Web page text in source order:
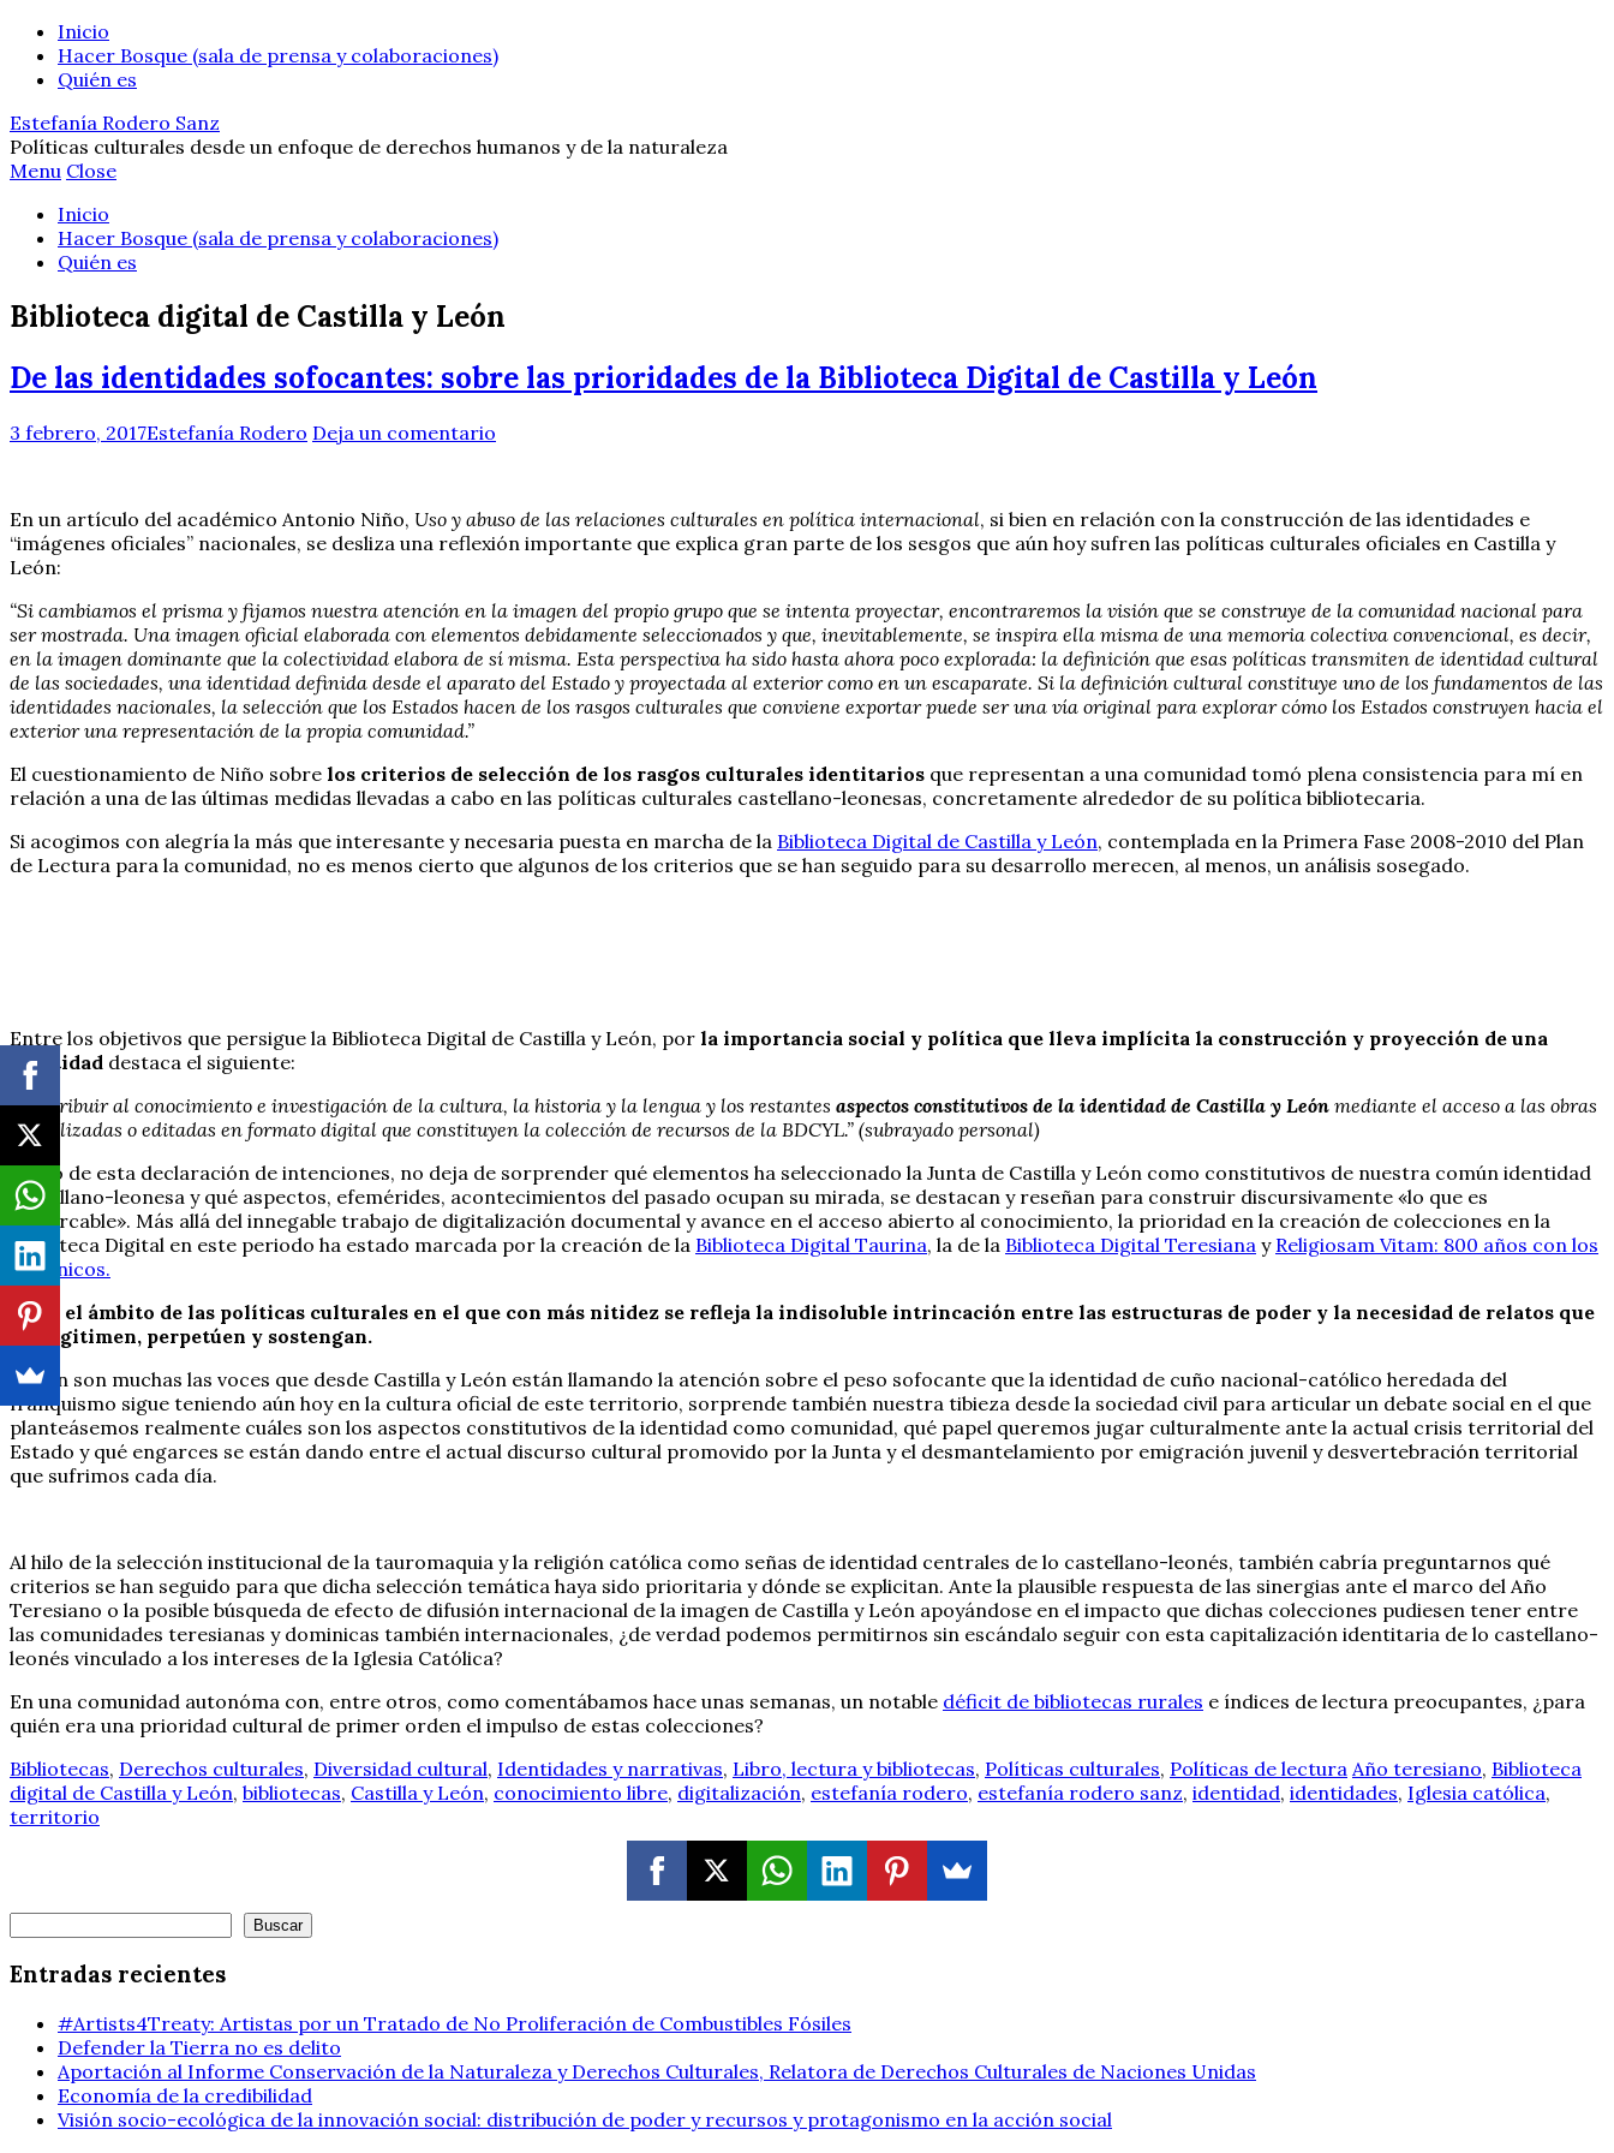
Inicio
Hacer Bosque (sala de prensa y colaboraciones)
Quién es
Estefanía Rodero Sanz
Políticas culturales desde un enfoque de derechos humanos y de la naturaleza
Menu Close
Inicio
Hacer Bosque (sala de prensa y colaboraciones)
Quién es
Biblioteca digital de Castilla y León
De las identidades sofocantes: sobre las prioridades de la Biblioteca Digital de Castilla y León
3 febrero, 2017Estefanía Rodero Deja un comentario
En un artículo del académico Antonio Niño, Uso y abuso de las relaciones culturales en política internacional, si bien en relación con la construcción de las identidades e
“imágenes oficiales” nacionales, se desliza una reflexión importante que explica gran parte de los sesgos que aún hoy sufren las políticas culturales oficiales en Castilla y
León:
“Si cambiamos el prisma y fijamos nuestra atención en la imagen del propio grupo que se intenta proyectar, encontraremos la visión que se construye de la comunidad nacional para
ser mostrada. Una imagen oficial elaborada con elementos debidamente seleccionados y que, inevitablemente, se inspira ella misma de una memoria colectiva convencional, es decir,
en la imagen dominante que la colectividad elabora de sí misma. Esta perspectiva ha sido hasta ahora poco explorada: la definición que esas políticas transmiten de identidad cultural
de las sociedades, una identidad definida desde el aparato del Estado y proyectada al exterior como en un escaparate. Si la definición cultural constituye uno de los fundamentos de las
identidades nacionales, la selección que los Estados hacen de los rasgos culturales que conviene exportar puede ser una vía original para explorar cómo los Estados construyen hacia el
exterior una representación de la propia comunidad.”
El cuestionamiento de Niño sobre los criterios de selección de los rasgos culturales identitarios que representan a una comunidad tomó plena consistencia para mí en
relación a una de las últimas medidas llevadas a cabo en las políticas culturales castellano-leonesas, concretamente alrededor de su política bibliotecaria.
Si acogimos con alegría la más que interesante y necesaria puesta en marcha de la Biblioteca Digital de Castilla y León, contemplada en la Primera Fase 2008-2010 del Plan
de Lectura para la comunidad, no es menos cierto que algunos de los criterios que se han seguido para su desarrollo merecen, al menos, un análisis sosegado.
Entre los objetivos que persigue la Biblioteca Digital de Castilla y León, por la importancia social y política que lleva implícita la construcción y proyección de una
identidad destaca el siguiente:
“Contribuir al conocimiento e investigación de la cultura, la historia y la lengua y los restantes aspectos constitutivos de la identidad de Castilla y León mediante el acceso a las obras
digitalizadas o editadas en formato digital que constituyen la colección de recursos de la BDCYL.” (subrayado personal)
Al hilo de esta declaración de intenciones, no deja de sorprender qué elementos ha seleccionado la Junta de Castilla y León como constitutivos de nuestra común identidad
castellano-leonesa y qué aspectos, efemérides, acontecimientos del pasado ocupan su mirada, se destacan y reseñan para construir discursivamente «lo que es
remarcable». Más allá del innegable trabajo de digitalización documental y avance en el acceso abierto al conocimiento, la prioridad en la creación de colecciones en la
Biblioteca Digital en este periodo ha estado marcada por la creación de la Biblioteca Digital Taurina, la de la Biblioteca Digital Teresiana y Religiosam Vitam: 800 años con los
dominicos.
Es en el ámbito de las políticas culturales en el que con más nitidez se refleja la indisoluble intrincación entre las estructuras de poder y la necesidad de relatos que
las legitimen, perpetúen y sostengan.
Si bien son muchas las voces que desde Castilla y León están llamando la atención sobre el peso sofocante que la identidad de cuño nacional-católico heredada del
franquismo sigue teniendo aún hoy en la cultura oficial de este territorio, sorprende también nuestra tibieza desde la sociedad civil para articular un debate social en el que
planteásemos realmente cuáles son los aspectos constitutivos de la identidad como comunidad, qué papel queremos jugar culturalmente ante la actual crisis territorial del
Estado y qué engarces se están dando entre el actual discurso cultural promovido por la Junta y el desmantelamiento por emigración juvenil y desvertebración territorial
que sufrimos cada día.
Al hilo de la selección institucional de la tauromaquia y la religión católica como señas de identidad centrales de lo castellano-leonés, también cabría preguntarnos qué
criterios se han seguido para que dicha selección temática haya sido prioritaria y dónde se explicitan. Ante la plausible respuesta de las sinergias ante el marco del Año
Teresiano o la posible búsqueda de efecto de difusión internacional de la imagen de Castilla y León apoyándose en el impacto que dichas colecciones pudiesen tener entre
las comunidades teresianas y dominicas también internacionales, ¿de verdad podemos permitirnos sin escándalo seguir con esta capitalización identitaria de lo castellano-
leonés vinculado a los intereses de la Iglesia Católica?
En una comunidad autonóma con, entre otros, como comentábamos hace unas semanas, un notable déficit de bibliotecas rurales e índices de lectura preocupantes, ¿para
quién era una prioridad cultural de primer orden el impulso de estas colecciones?
Bibliotecas, Derechos culturales, Diversidad cultural, Identidades y narrativas, Libro, lectura y bibliotecas, Políticas culturales, Políticas de lectura Año teresiano, Biblioteca
digital de Castilla y León, bibliotecas, Castilla y León, conocimiento libre, digitalización, estefanía rodero, estefanía rodero sanz, identidad, identidades, Iglesia católica,
territorio
Buscar
Entradas recientes
#Artists4Treaty: Artistas por un Tratado de No Proliferación de Combustibles Fósiles
Defender la Tierra no es delito
Aportación al Informe Conservación de la Naturaleza y Derechos Culturales, Relatora de Derechos Culturales de Naciones Unidas
Economía de la credibilidad
Visión socio-ecológica de la innovación social: distribución de poder y recursos y protagonismo en la acción social